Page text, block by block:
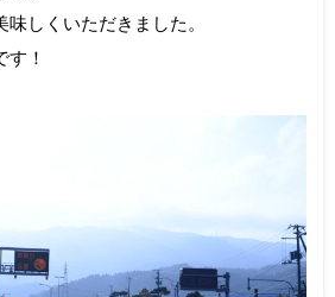
しくいただきました。
！